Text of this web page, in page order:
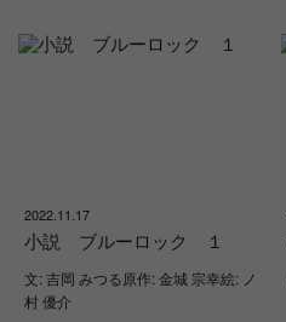
2022.11.17
小説 ブルーロック １
文: 吉岡 みつる原作: 金城 宗幸絵: ノ
村 優介